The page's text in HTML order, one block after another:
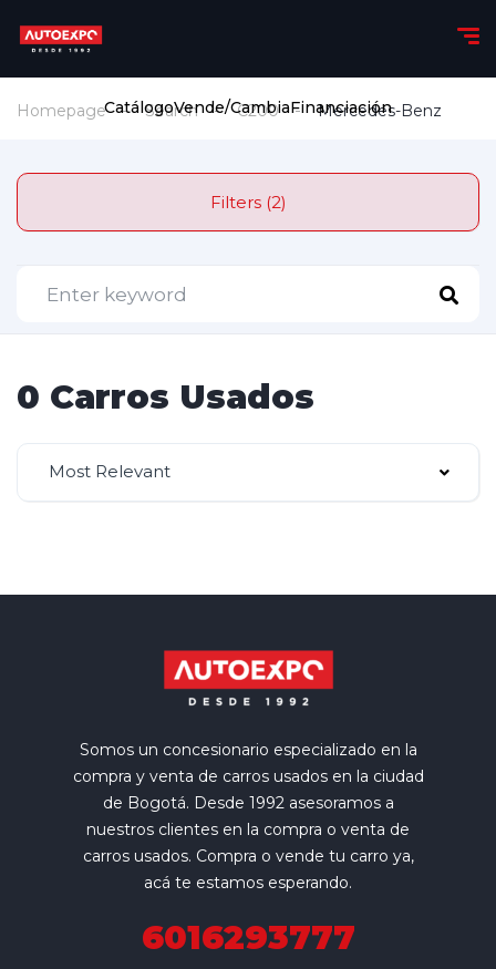
CatálogoVende/CambiaFinanciación
Homepage Search C200 Mercedes-Benz
Filters (2)
0 Carros Usados
Most Relevant
Somos un concesionario especializado en la
compra y venta de carros usados en la ciudad
de Bogotá. Desde 1992 asesoramos a
nuestros clientes en la compra o venta de
carros usados. Compra o vende tu carro ya,
acá te estamos esperando.
6016293777